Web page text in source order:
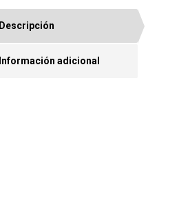
Descripción
Información adicional